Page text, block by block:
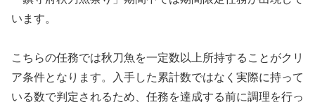
います。
こちらの任務では秋刀魚を一定数以上所持することがクリ
ア条件となります。入手した累計数ではなく実際に持って
いる数で判定されるため、任務を達成する前に調理を行っ